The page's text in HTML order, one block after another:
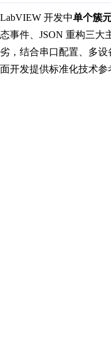
LabVIEW 开发中单个簇
态事件、JSON 重构三
劣，结合串口配置、多
面开发提供标准化技术参